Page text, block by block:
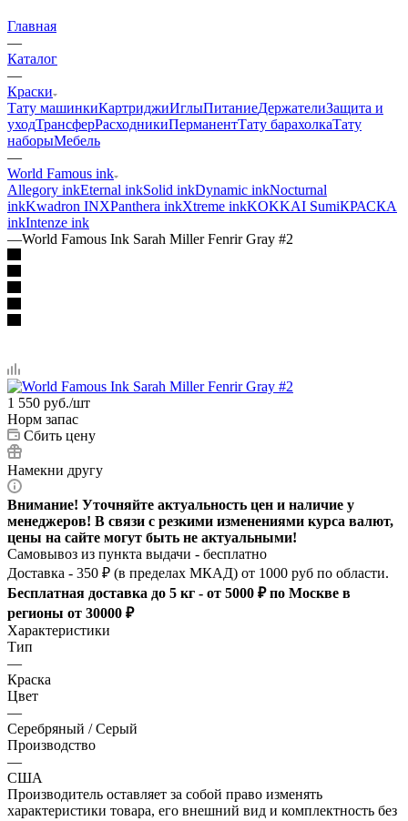
Главная
—
Каталог
—
Краски
Тату машинкиКартриджиИглыПитаниеДержателиЗащита и
уходТрансферРасходникиПерманентТату барахолкаТату
наборыМебель
—
World Famous ink
Allegory inkEternal inkSolid inkDynamic inkNocturnal
inkKwadron INXPanthera inkXtreme inkKOKKAI SumiКРАСКА
inkIntenze ink
—World Famous Ink Sarah Miller Fenrir Gray #2
1 550 руб./шт
Норм запас
Сбить цену
Намекни другу
Внимание! Уточняйте актуальность цен и наличие у
менеджеров! В связи с резкими изменениями курса валют,
цены на сайте могут быть не актуальными!
Самовывоз из пункта выдачи - бесплатно
Доставка - 350 ₽ (в пределах МКАД) от 1000 руб по области.
Бесплатная доставка до 5 кг - от 5000 ₽ по Москве в
регионы от 30000 ₽
Характеристики
Тип
—
Краска
Цвет
—
Серебряный / Серый
Производство
—
США
Производитель оставляет за собой право изменять
характеристики товара, его внешний вид и комплектность без